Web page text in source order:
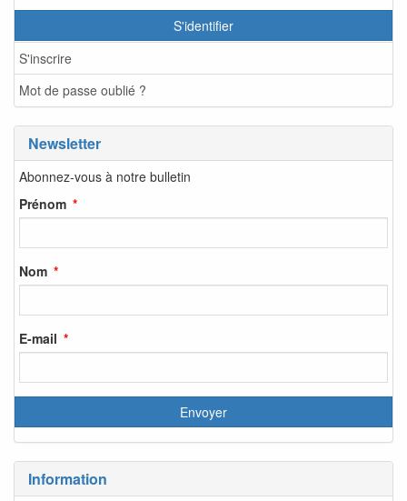
S'identifier
S'inscrire
Mot de passe oublié ?
Newsletter
Abonnez-vous à notre bulletin
Prénom
Nom
E-mail
Information